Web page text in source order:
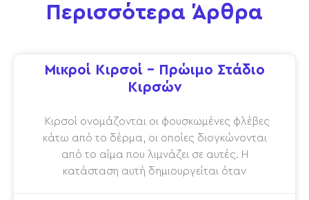
Περισσότερα Άρθρα
Μικροί Κιρσοί – Πρώιμο Στάδιο
Κιρσών
Κιρσοί ονομάζονται οι φουσκωμένες φλέβες
κάτω από το δέρμα, οι οποίες διογκώνονται
από το αίμα που λιμνάζει σε αυτές. Η
κατάσταση αυτή δημιουργείται όταν